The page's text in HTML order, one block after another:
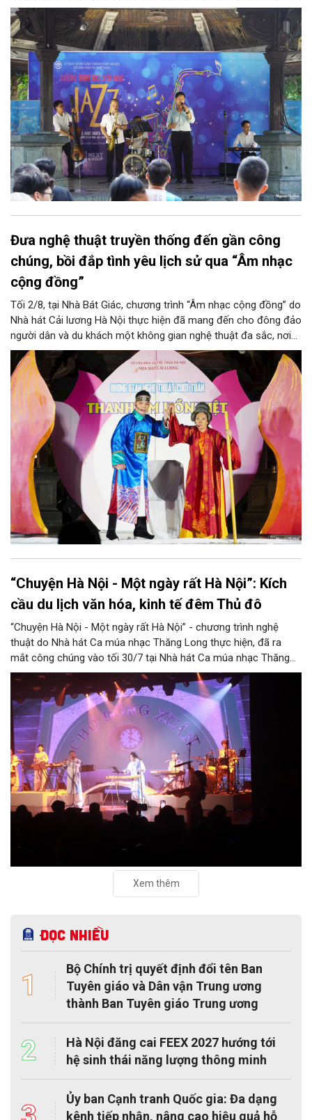
điệu jazz kinh điển của thế giới lần lượt cất lên qua phần biểu
diễn của NSƯT Quyền Văn Minh và các nghệ sĩ Bình Minh Jazz
Club, mở ra một không gian âm nhạc giàu cảm xúc ngay giữa
trung tâm Thủ đô.
Đưa nghệ thuật truyền thống đến gần công
chúng, bồi đắp tình yêu lịch sử qua “Âm nhạc
cộng đồng”
Tối 2/8, tại Nhà Bát Giác, chương trình “Âm nhạc cộng đồng” do
Nhà hát Cải lương Hà Nội thực hiện đã mang đến cho đông đảo
người dân và du khách một không gian nghệ thuật đa sắc, nơi
những làn điệu cải lương, ca cổ, tân cổ và các tiết mục múa
hòa quyện trong không gian của phố đi bộ hồ Hoàn Kiếm. Đặc
biệt, chương trình có sự giao lưu của các nghệ sĩ đến từ
phương Nam, góp phần tạo nên cuộc gặp gỡ nghệ thuật giàu
cảm xúc.
“Chuyện Hà Nội - Một ngày rất Hà Nội”: Kích
cầu du lịch văn hóa, kinh tế đêm Thủ đô
“Chuyện Hà Nội - Một ngày rất Hà Nội” - chương trình nghệ
thuật do Nhà hát Ca múa nhạc Thăng Long thực hiện, đã ra
mắt công chúng vào tối 30/7 tại Nhà hát Ca múa nhạc Thăng
Long (số 31 - 33 phố Lương Văn Can, phường Hoàn Kiếm).
Xem thêm
Đọc nhiều
1
Bộ Chính trị quyết định đổi tên Ban
Tuyên giáo và Dân vận Trung ương
thành Ban Tuyên giáo Trung ương
2
Hà Nội đăng cai FEEX 2027 hướng tới
hệ sinh thái năng lượng thông minh
Ủy ban Cạnh tranh Quốc gia: Đa dạng
kênh tiếp nhận, nâng cao hiệu quả hỗ